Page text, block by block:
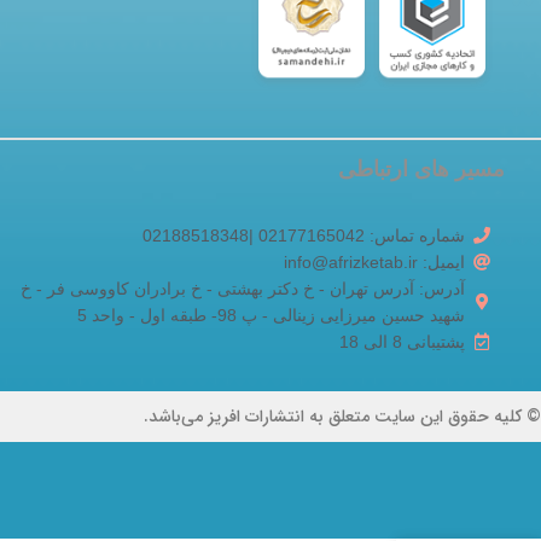
مسیر های ارتباطی
شماره تماس: 02177165042 |02188518348
ایمیل: info@afrizketab.ir
آدرس: آدرس تهران - خ دکتر بهشتی - خ برادران کاووسی فر - خ
شهید حسین میرزایی زینالی - پ 98- طبقه اول - واحد 5
پشتیبانی 8 الی 18
© کلیه حقوق این سایت متعلق به انتشارات افریز می‌باشد.